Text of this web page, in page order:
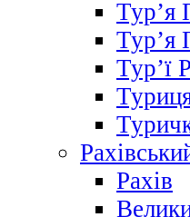
Тур’я
Тур’я
Тур’ї
Рахів